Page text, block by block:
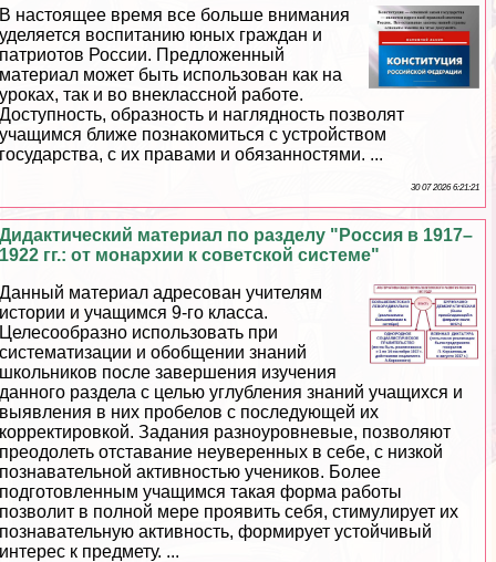
В настоящее время все больше внимания
уделяется воспитанию юных граждан и
патриотов России. Предложенный
материал может быть использован как на
уроках, так и во внеклассной работе.
Доступность, образность и наглядность позволят
учащимся ближе познакомиться с устройством
государства, с их правами и обязанностями. ...
30 07 2026 6:21:21
Дидактический материал по разделу "Россия в 1917–
1922 гг.: от монархии к советской системе"
Данный материал адресован учителям
истории и учащимся 9-го класса.
Целесообразно использовать при
систематизации и обобщении знаний
школьников после завершения изучения
данного раздела с целью углубления знаний учащихся и
выявления в них пробелов с последующей их
корректировкой. Задания разноуровневые, позволяют
преодолеть отставание неуверенных в себе, с низкой
познавательной активностью учеников. Более
подготовленным учащимся такая форма работы
позволит в полной мере проявить себя, стимулирует их
познавательную активность, формирует устойчивый
интерес к предмету. ...